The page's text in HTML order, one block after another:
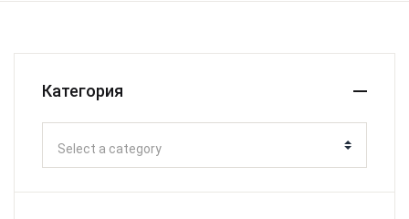
Категория
Select a category